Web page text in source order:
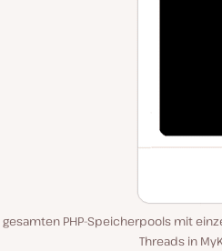
PHP-Speicherpools mit
Threads in